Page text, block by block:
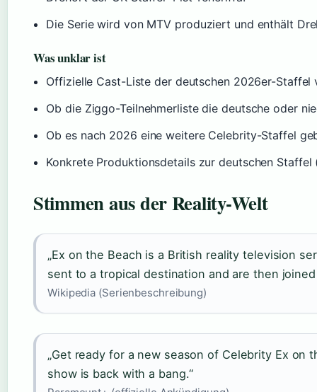
Die Serie wird von MTV produziert und enthält
Was unklar ist
Offizielle Cast-Liste der deutschen 2026er-Staffel
Ob die Ziggo-Teilnehmerliste die deutsche oder
Ob es nach 2026 eine weitere Celebrity-Staffel
Konkrete Produktionsdetails zur deutschen
Stimmen aus der Reality-Welt
„Ex on the Beach is a British reality television
sent to a tropical destination and are then
Wikipedia (Serienbeschreibung)
„Get ready for a new season of Celebrity Ex on
show is back with a bang.“